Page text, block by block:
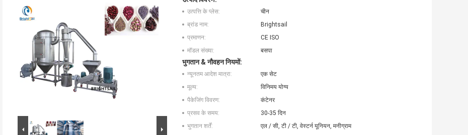
उत्पत्ति के प्लेस:
चीन
ब्रांड नाम:
Brightsail
प्रमाणन:
CE ISO
मॉडल संख्या:
बसपा
भुगतान & नौवहन नियमों:
न्यूनतम आदेश मात्रा:
एक सेट
मूल्य:
विनिमय योग्य
पैकेजिंग विवरण:
कंटेनर
प्रसव के समय:
30-35 दिन
भुगतान शर्तें:
एल / सी, टी / टी, वेस्टर्न यूनियन, मनीग्राम